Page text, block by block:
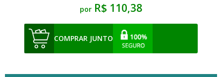
por R$ 110,38
COMPRAR JUNTO